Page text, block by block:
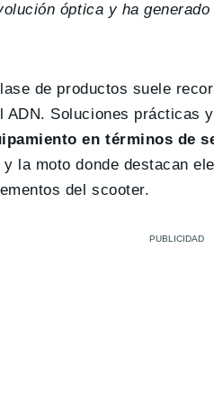
óptica y ha
de productos suele
ADN. Soluciones
en términos de
la moto donde destacan
del scooter.